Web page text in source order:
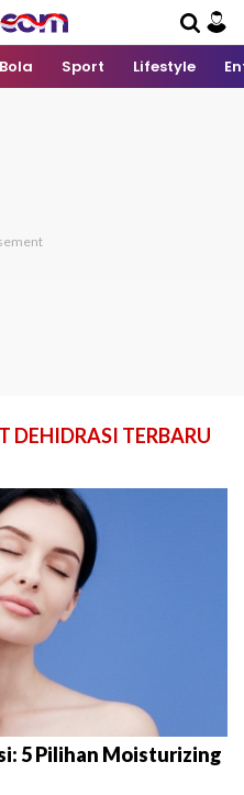
Bola Sport Lifestyle
DEHIDRASI TERBARU
5 Pilihan Moisturizing